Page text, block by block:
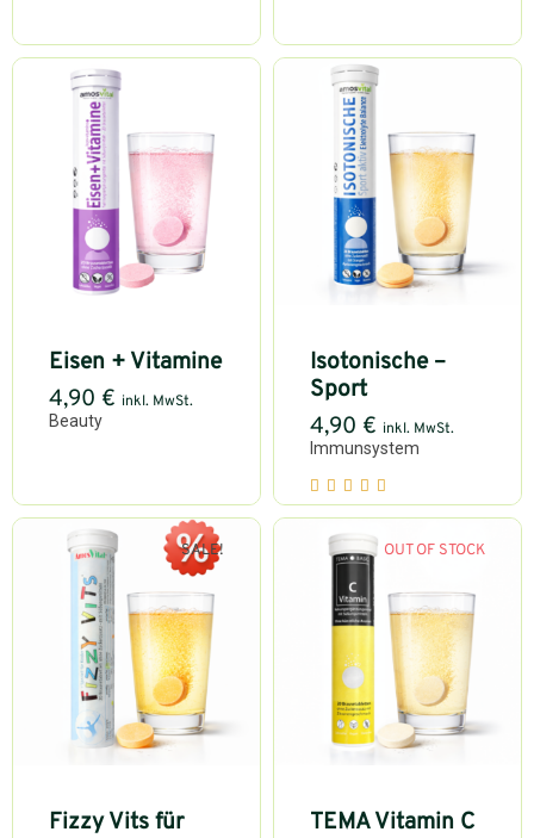
Beauty
Eisen + Vitamine
4,90 € inkl. MwSt.
Immunsystem
Isotonische –
Sport
4,90 € inkl. MwSt.
SALE!
Fizzy Vits für
OUT OF STOCK
TEMA Vitamin C